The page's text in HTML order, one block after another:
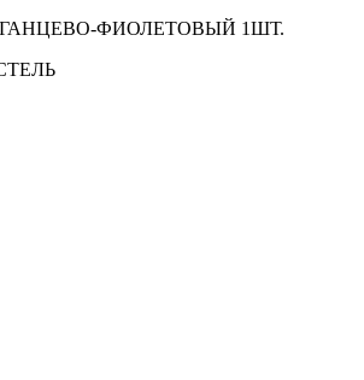
ФИОЛЕТОВЫЙ 1ШТ.